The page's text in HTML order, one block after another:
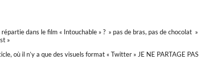
dans le film « Intouchable » ? » pas de bras, pas de chocolat
»
où il n’y a que des visuels format « Twitter » JE NE PARTAGE